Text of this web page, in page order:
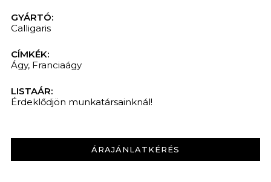
GYÁRTÓ:
Calligaris
CÍMKÉK:
Ágy, Franciaágy
LISTAÁR:
Érdeklődjön munkatársainknál!
ÁRAJÁNLATKÉRÉS